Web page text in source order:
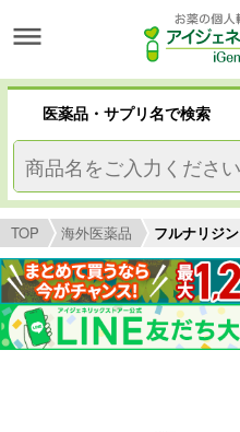
医薬品・サプリ名で検索
TOP 海外医薬品 フルナリジン